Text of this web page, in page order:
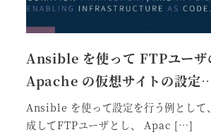
Ansible を使って FTPユーザ
Apache の仮想サイトの設定
Ansible を使って設定を行う例とし
成してFTPユーザとし、 Apac […]